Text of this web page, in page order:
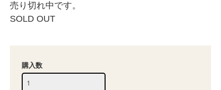
売り切れ中です。
SOLD OUT
購入数